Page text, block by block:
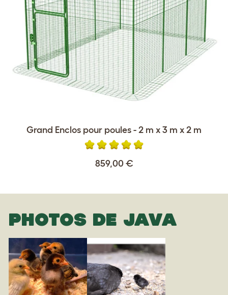
Grand Enclos pour poules - 2 m x 3 m x 2 m
859,00 €
PHOTOS DE JAVA